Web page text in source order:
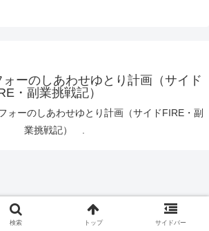
ーのしあわせゆとり計画（サイド
・副業挑戦記）
ォーのしあわせゆとり計画（サイドFIRE・副
業挑戦記） .
検索 トップ サイドバー